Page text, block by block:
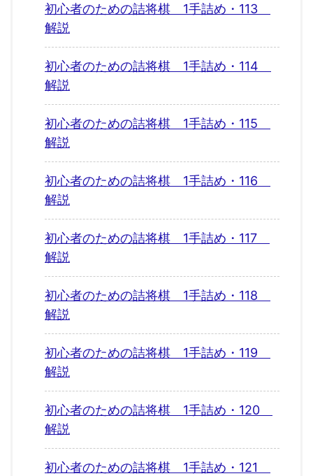
初心者のための詰将棋 1手詰め・113
解説
初心者のための詰将棋 1手詰め・114
解説
初心者のための詰将棋 1手詰め・115
解説
初心者のための詰将棋 1手詰め・116
解説
初心者のための詰将棋 1手詰め・117
解説
初心者のための詰将棋 1手詰め・118
解説
初心者のための詰将棋 1手詰め・119
解説
初心者のための詰将棋 1手詰め・120
解説
初心者のための詰将棋 1手詰め・121